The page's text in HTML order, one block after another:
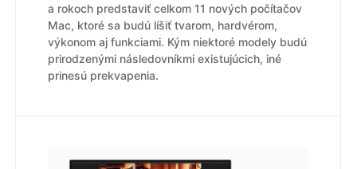
a rokoch predstaviť celkom 11 nových počítačov
Mac, ktoré sa budú líšiť tvarom, hardvérom,
výkonom aj funkciami. Kým niektoré modely budú
prirodzenými následovníkmi existujúcich, iné
prinesú prekvapenia.